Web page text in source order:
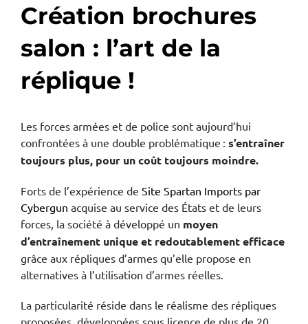
Création brochures
salon : l’art de la
réplique !
Les forces armées et de police sont aujourd’hui
confrontées à une double problématique : s’entraîner
toujours plus, pour un coût toujours moindre.
Forts de l’expérience de Site Spartan Imports par
Cybergun acquise au service des États et de leurs
forces, la société à développé un moyen
d’entraînement unique et redoutablement efficace
grâce aux répliques d’armes qu’elle propose en
alternatives à l’utilisation d’armes réelles.
La particularité réside dans le réalisme des répliques
proposées, développées sous licence de plus de 20